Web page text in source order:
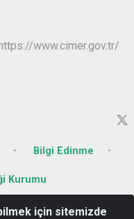
Bilgi Edinme
Kurumu
No : 26
için sitemizde